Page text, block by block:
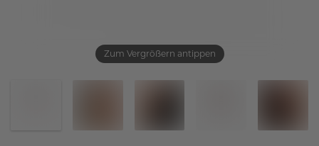
Zum Vergrößern antippen